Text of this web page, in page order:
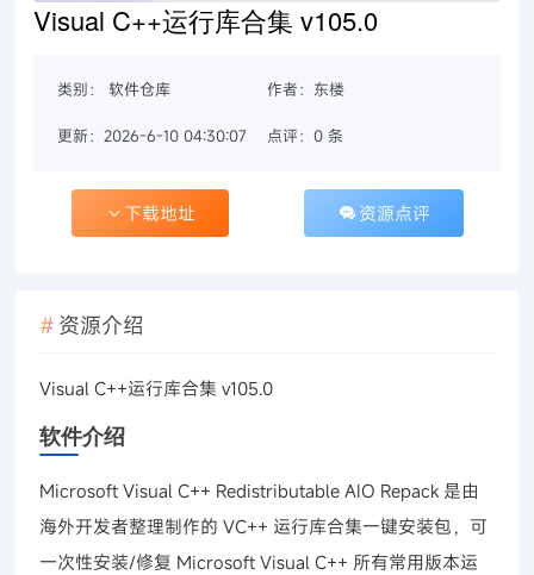
Visual C++运行库合集 v105.0
类别： 软件仓库 作者：东楼
更新：2026-6-10 04:30:07 点评：0 条
下载地址 资源点评
资源介绍
Visual C++运行库合集 v105.0
软件介绍
Microsoft Visual C++ Redistributable AIO Repack 是由
海外开发者整理制作的 VC++ 运行库合集一键安装包，可
一次性安装/修复 Microsoft Visual C++ 所有常用版本运